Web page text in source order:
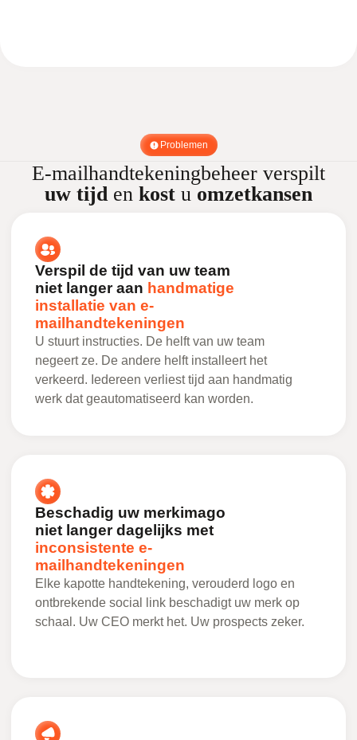
Problemen
E-mailhandtekeningbeheer verspilt
uw tijden kost u omzetkansen
Verspil de tijd van uw team
niet langer aan handmatige
installatie van e-
mailhandtekeningen
U stuurt instructies. De helft van uw team
negeert ze. De andere helft installeert het
verkeerd. Iedereen verliest tijd aan handmatig
werk dat geautomatiseerd kan worden.
Beschadig uw merkimago
niet langer dagelijks met
inconsistente e-
mailhandtekeningen
Elke kapotte handtekening, verouderd logo en
ontbrekende social link beschadigt uw merk op
schaal. Uw CEO merkt het. Uw prospects zeker.